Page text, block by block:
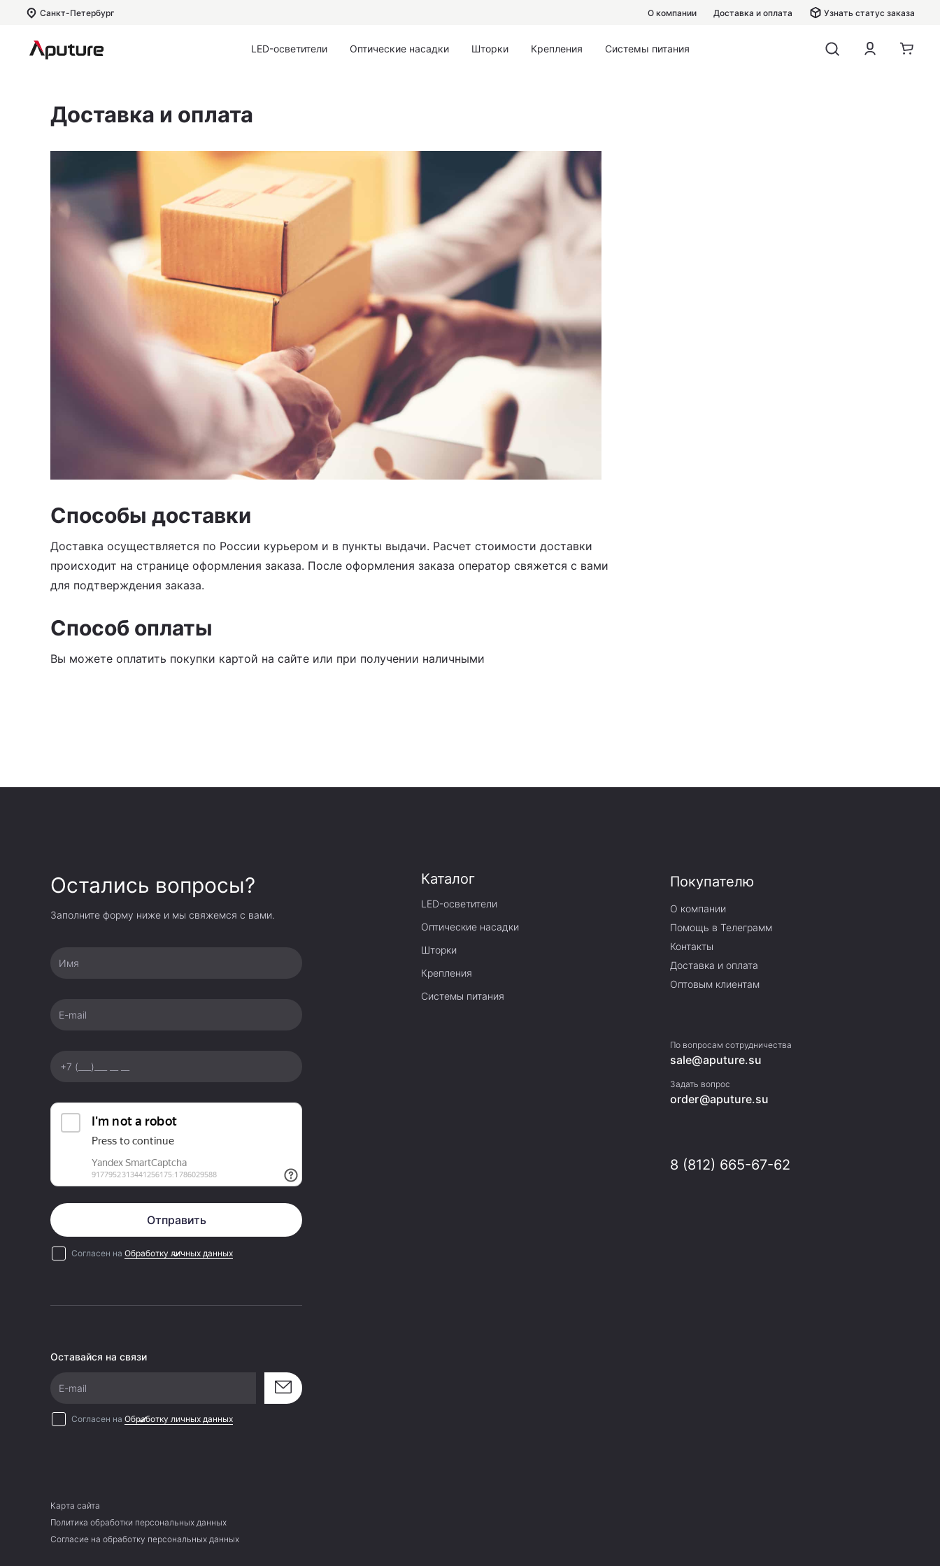
Санкт-Петербург О компании Доставка и оплата Узнать статус заказа
LED-осветители Оптические насадки Шторки Крепления Системы питания
Доставка и оплата
Способы доставки
Доставка осуществляется по России курьером и в пункты выдачи. Расчет стоимости доставки
происходит на странице оформления заказа. После оформления заказа оператор свяжется с вами
для подтверждения заказа.
Способ оплаты
Вы можете оплатить покупки картой на сайте или при получении наличными
Остались вопросы?
Заполните форму ниже и мы свяжемся с вами.
Имя
E-mail
Отправить
Согласен на Обработку личных данных
Оставайся на связи
E-mail
Согласен на Обработку личных данных
Карта сайта
Политика обработки персональных данных
Согласие на обработку персональных данных
Каталог
LED-осветители
Оптические насадки
Шторки
Крепления
Системы питания
Покупателю
О компании
Помощь в Телеграмм
Контакты
Доставка и оплата
Оптовым клиентам
По вопросам сотрудничества
sale@aputure.su
Задать вопрос
order@aputure.su
8 (812) 665-67-62